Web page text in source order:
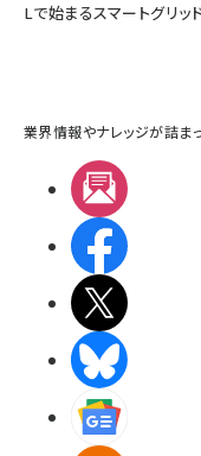
Lで始まるスマートグリッ
業界情報やナレッジが詰ま